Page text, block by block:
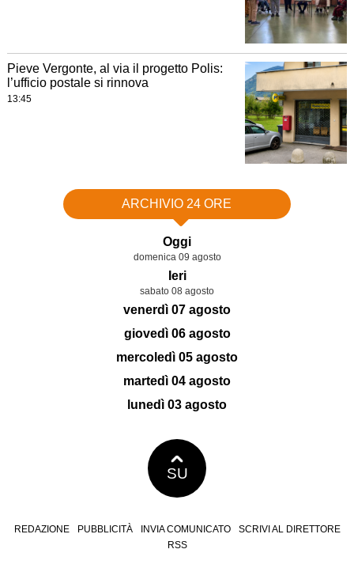
Pieve Vergonte, al via il progetto Polis:
l’ufficio postale si rinnova
13:45
ARCHIVIO 24 ORE
Oggi
domenica 09 agosto
Ieri
sabato 08 agosto
venerdì 07 agosto
giovedì 06 agosto
mercoledì 05 agosto
martedì 04 agosto
lunedì 03 agosto
SU
REDAZIONE PUBBLICITÀ INVIA COMUNICATO
SCRIVI AL DIRETTORE
RSS